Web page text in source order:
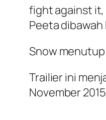
fight against it,
Peeta
Snow menutup
Trailier ini
November